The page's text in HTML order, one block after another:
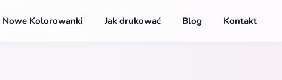
Nowe Kolorowanki Jak drukować Blog Kontakt